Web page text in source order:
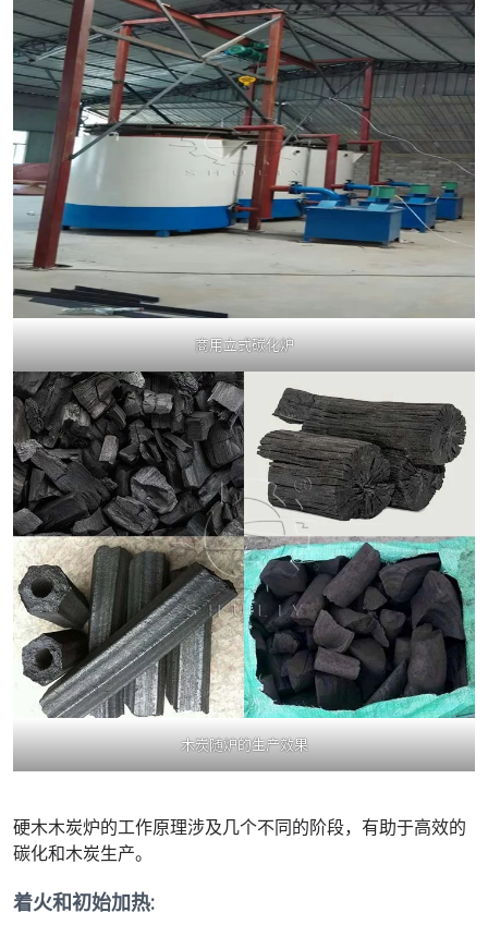
商用立式碳化炉
木炭随炉的生产效果
硬木木炭炉的工作原理涉及几个不同的阶段，有助于高效的
碳化和木炭生产。
着火和初始加热: